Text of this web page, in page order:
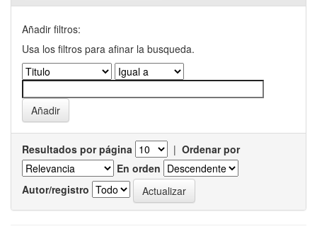
Añadir filtros:
Usa los filtros para afinar la busqueda.
Resultados por página | Ordenar por
En orden
Autor/registro